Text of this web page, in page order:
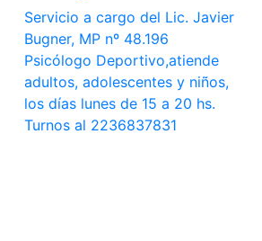
Servicio a cargo del Lic. Javier
Bugner, MP nº 48.196
Psicólogo Deportivo,atiende
adultos, adolescentes y niños,
los días lunes de 15 a 20 hs.
Turnos al 2236837831